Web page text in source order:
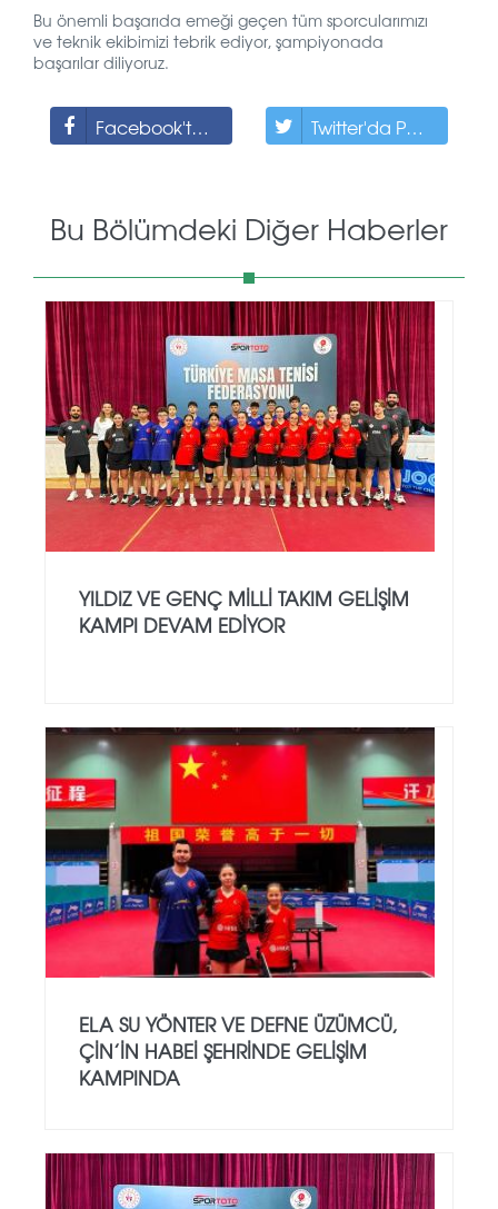
Bu önemli başarıda emeği geçen tüm sporcularımızı
ve teknik ekibimizi tebrik ediyor, şampiyonada
başarılar diliyoruz.
Facebook'ta Paylaş Twitter'da Paylaş
Bu Bölümdeki Diğer Haberler
YILDIZ VE GENÇ MILLI TAKIM GELIŞIM
KAMPI DEVAM EDIYOR
ELA SU YÖNTER VE DEFNE ÜZÜMCÜ,
ÇIN’IN HABEI ŞEHRINDE GELIŞIM
KAMPINDA